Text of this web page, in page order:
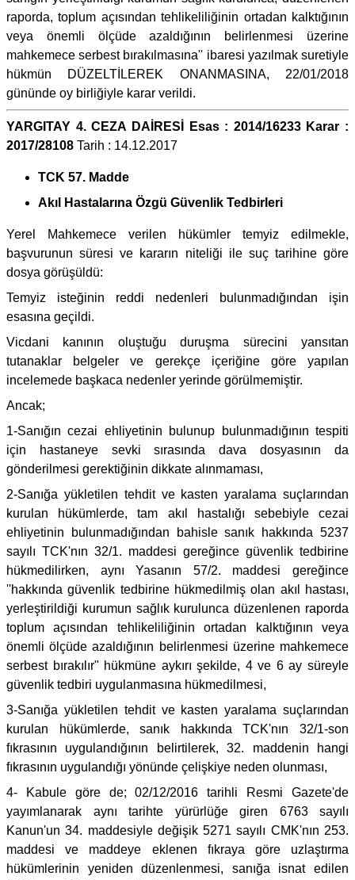
raporda, toplum açısından tehlikeliliğinin ortadan kalktığının
veya önemli ölçüde azaldığının belirlenmesi üzerine
mahkemece serbest bırakılmasına'' ibaresi yazılmak suretiyle
hükmün DÜZELTİLEREK ONANMASINA, 22/01/2018
gününde oy birliğiyle karar verildi.
YARGITAY 4. CEZA DAİRESİ Esas : 2014/16233 Karar :
2017/28108 Tarih : 14.12.2017
TCK 57. Madde
Akıl Hastalarına Özgü Güvenlik Tedbirleri
Yerel Mahkemece verilen hükümler temyiz edilmekle,
başvurunun süresi ve kararın niteliği ile suç tarihine göre
dosya görüşüldü:
Temyiz isteğinin reddi nedenleri bulunmadığından işin
esasına geçildi.
Vicdani kanının oluştuğu duruşma sürecini yansıtan
tutanaklar belgeler ve gerekçe içeriğine göre yapılan
incelemede başkaca nedenler yerinde görülmemiştir.
Ancak;
1-Sanığın cezai ehliyetinin bulunup bulunmadığının tespiti
için hastaneye sevki sırasında dava dosyasının da
gönderilmesi gerektiğinin dikkate alınmaması,
2-Sanığa yükletilen tehdit ve kasten yaralama suçlarından
kurulan hükümlerde, tam akıl hastalığı sebebiyle cezai
ehliyetinin bulunmadığından bahisle sanık hakkında 5237
sayılı TCK'nın 32/1. maddesi gereğince güvenlik tedbirine
hükmedilirken, aynı Yasanın 57/2. maddesi gereğince
''hakkında güvenlik tedbirine hükmedilmiş olan akıl hastası,
yerleştirildiği kurumun sağlık kurulunca düzenlenen raporda
toplum açısından tehlikeliliğinin ortadan kalktığının veya
önemli ölçüde azaldığının belirlenmesi üzerine mahkemece
serbest bırakılır" hükmüne aykırı şekilde, 4 ve 6 ay süreyle
güvenlik tedbiri uygulanmasına hükmedilmesi,
3-Sanığa yükletilen tehdit ve kasten yaralama suçlarından
kurulan hükümlerde, sanık hakkında TCK'nın 32/1-son
fıkrasının uygulandığının belirtilerek, 32. maddenin hangi
fıkrasının uygulandığı yönünde çelişkiye neden olunması,
4- Kabule göre de; 02/12/2016 tarihli Resmi Gazete'de
yayımlanarak aynı tarihte yürürlüğe giren 6763 sayılı
Kanun'un 34. maddesiyle değişik 5271 sayılı CMK'nın 253.
maddesi ve maddeye eklenen fıkraya göre uzlaştırma
hükümlerinin yeniden düzenlenmesi, sanığa isnat edilen